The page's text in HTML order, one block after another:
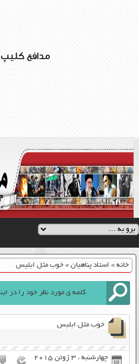
مدافع کلیپ
خانه» استاد پناهیان» خوب مثل ابلیس
خوب مثل ابلیس
چهارشنبه ، 3 ژوئن 2015